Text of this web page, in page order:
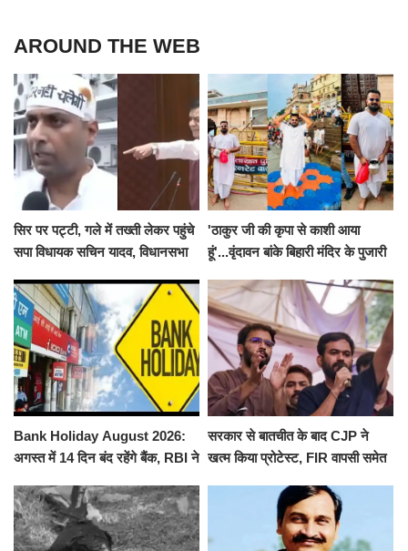
AROUND THE WEB
सिर पर पट्टी, गले में तख्ती लेकर पहुंचे
सपा विधायक सचिन यादव, विधानसभा
निलंबित
'ठाकुर जी की कृपा से काशी आया
हूं'...वृंदावन बांके बिहारी मंदिर के पुजारी
जलाभिषेक
Bank Holiday August 2026:
अगस्त में 14 दिन बंद रहेंगे बैंक, RBI ने
सरकार से बातचीत के बाद CJP ने
खत्म किया प्रोटेस्ट, FIR वापसी समेत